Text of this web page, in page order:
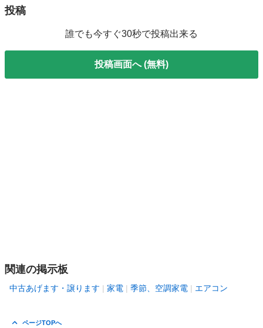
投稿
誰でも今すぐ30秒で投稿出来る
投稿画面へ (無料)
関連の掲示板
中古あげます・譲ります 家電 季節、空調家電 エアコン
ページTOPへ